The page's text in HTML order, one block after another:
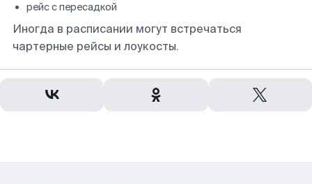
рейс с пересадкой
Иногда в расписании могут встречаться
чартерные рейсы и лоукосты.